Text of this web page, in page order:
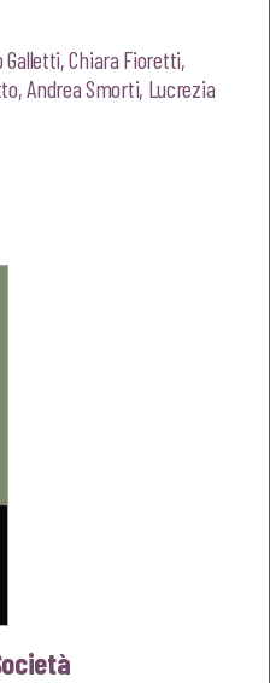
Galletti,Chiara Fioretti,
,Andrea Smorti, Lucrezia